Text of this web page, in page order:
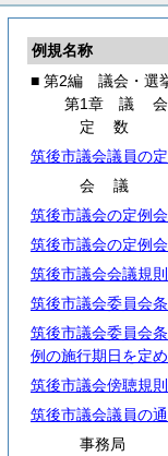
例規名称
■ 第2編 議会・選
第1章 議会
定数
筑後市議会議員の
会議
筑後市議会の定例
筑後市議会の定例
筑後市議会会議規則
筑後市議会委員会
筑後市議会委員会
例の施行期日を定
筑後市議会傍聴規則
筑後市議会議員の
事務局